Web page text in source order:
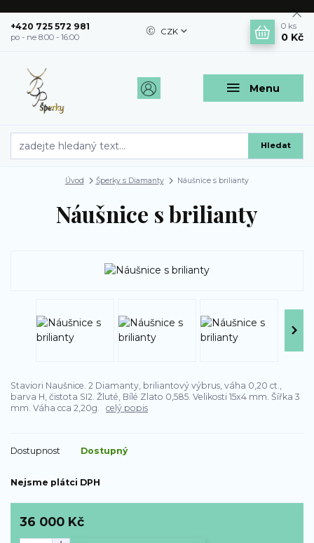
Menu
CZK
Hledat
+420 725 572 981
po - ne 8:00 - 16:00
0 ks
0 Kč
Úvod Šperky s Diamanty Náušnice s brilianty
Náušnice s brilianty
Staviori Naušnice. 2 Diamanty, briliantový výbrus, váha 0,20 ct.,
barva H, čistota SI2. Žluté, Bílé Zlato 0,585. Velikosti 15x4 mm. Šířka 3
mm. Váha cca 2,20g. celý popis
Dostupnost Dostupný
Nejsme plátci DPH
36 000 Kč